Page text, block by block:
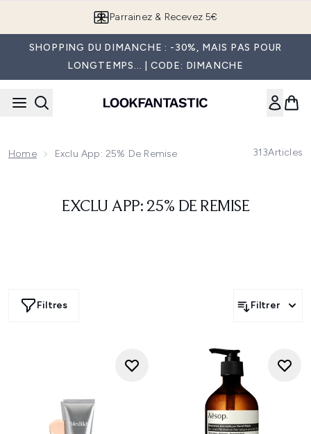
Parrainez & Recevez 5€
SHOPPING DU DIMANCHE : -30%, MAIS PAS POUR
LONGTEMPS... | CODE: DIMANCHE
Home Exclu App: 25% De Remise 313Articles
EXCLU APP: 25% DE REMISE
Filtres Filtrer